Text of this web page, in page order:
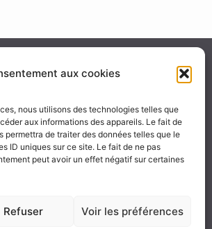
aux cookies
nous utilisons des technologies telles que
aux informations des appareils. Le fait de
permettra de traiter des données telles que le
ID uniques sur ce site. Le fait de ne pas
peut avoir un effet négatif sur certaines
Refuser Voir les préférences